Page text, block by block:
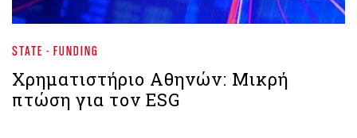
STATE - FUNDING
Χρηματιστήριο Aθηνών: Μικρή
πτώση για τον ESG